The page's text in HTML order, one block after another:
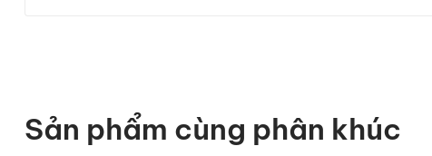
Sản phẩm cùng phân khúc